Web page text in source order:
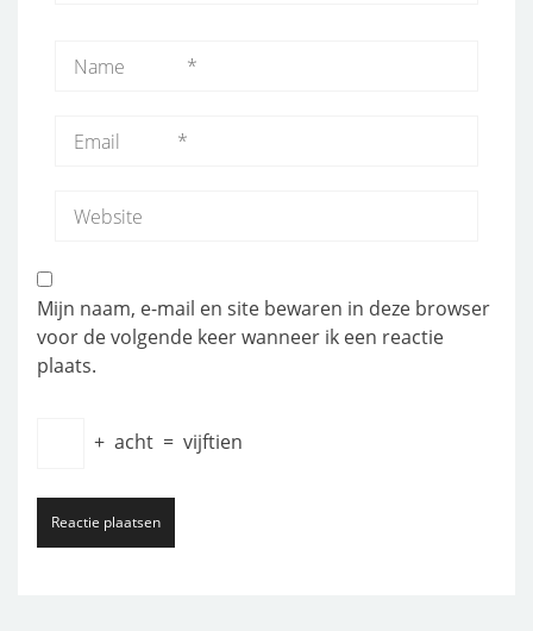
Mijn naam, e-mail en site bewaren in deze browser
voor de volgende keer wanneer ik een reactie
plaats.
+ acht = vijftien